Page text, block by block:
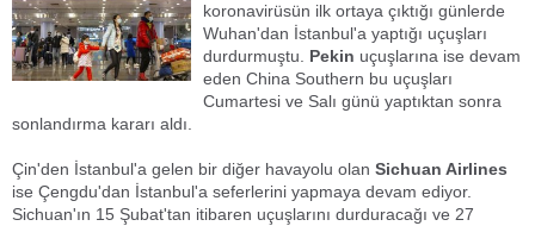
koronavirüsün ilk ortaya çıktığı günlerde
Wuhan'dan İstanbul'a yaptığı uçuşları
durdurmuştu. Pekin uçuşlarına ise devam
eden China Southern bu uçuşları
Cumartesi ve Salı günü yaptıktan sonra
sonlandırma kararı aldı.
Çin'den İstanbul'a gelen bir diğer havayolu olan Sichuan Airlines
ise Çengdu'dan İstanbul'a seferlerini yapmaya devam ediyor.
Sichuan'ın 15 Şubat'tan itibaren uçuşlarını durduracağı ve 27